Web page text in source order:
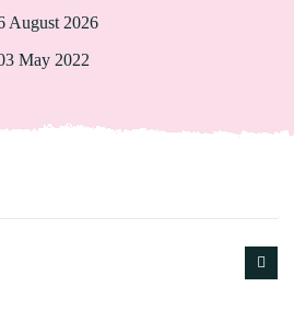
August 2026
May 2022